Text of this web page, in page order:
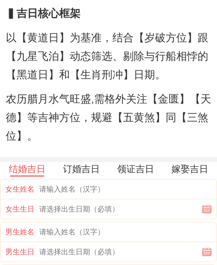
▍吉日核心框架
以【黄道日】为基准，结合【岁破方位】跟
【九星飞泊】动态筛选、剔除与行船相悖的
【黑道日】和【生肖刑冲】日期。
农历腊月水气旺盛,需格外关注【金匮】【天
德】等吉神方位，规避【五黄煞】同【三煞
位】。
结婚吉日 订婚吉日 领证吉日 嫁娶吉日
女生姓名
女生生日
男生姓名
男生生日